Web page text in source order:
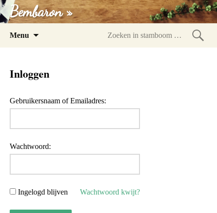
Bembaron »
Menu
Inloggen
Gebruikersnaam of Emailadres:
Wachtwoord:
Ingelogd blijven Wachtwoord kwijt?